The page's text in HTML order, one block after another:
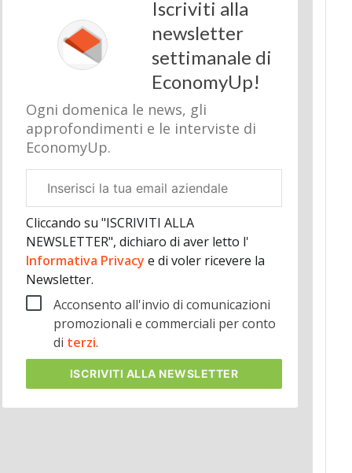
Iscriviti alla
newsletter
settimanale di
EconomyUp!
Ogni domenica le news, gli
approfondimenti e le interviste di
EconomyUp.
aziendale
Cliccando su "ISCRIVITI ALLA
NEWSLETTER", dichiaro di aver letto l'
Informativa Privacy e di voler ricevere la
Newsletter.
Acconsento all'invio di comunicazioni
promozionali e commerciali per conto
di terzi.
ISCRIVITI ALLA NEWSLETTER